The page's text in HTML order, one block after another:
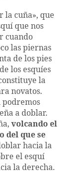
la cuña», que
que nos
cuando
las piernas
de los pies
los esquíes
la
novatos.
podremos
a doblar.
volcando el
del que se
hacia la
el esquí
la derecha.